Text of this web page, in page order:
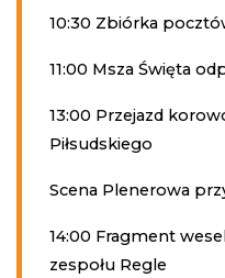
10:30 Zbiórka
11:00 Msza Święta
13:00 Przejazd
Piłsudskiego
Scena Plenerowa
14:00 Fragment
zespołu Regle